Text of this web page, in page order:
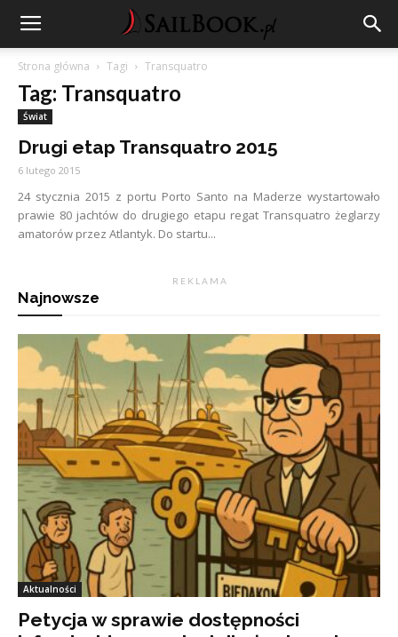
Strona główna Tagi Transquatro
Tag: Transquatro
Świat
Drugi etap Transquatro 2015
6 lutego 2015
24 stycznia 2015 z portu Porto Santo na Maderze wystartowało
prawie 80 jachtów do drugiego etapu regat Transquatro żeglarzy
amatorów przez Atlantyk. Do startu...
R E K L A M A
Najnowsze
Aktualności
Petycja w sprawie dostępności